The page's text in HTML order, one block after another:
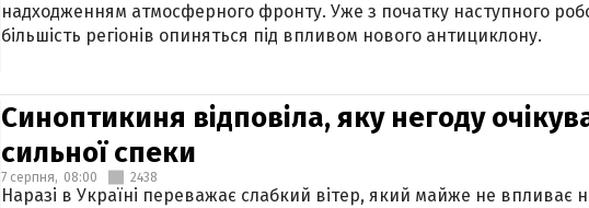
надходженням атмосферного фронту. Уже з початку наступного
більшість регіонів опиняться під впливом нового антициклону.
Синоптикиня відповіла, яку негоду
сильної спеки
7 серпня, 08:00 2438
Наразі в Україні переважає слабкий вітер, який майже не впливає